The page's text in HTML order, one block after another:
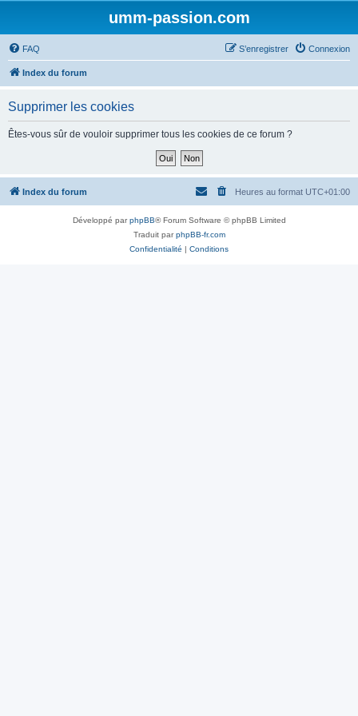
umm-passion.com
FAQ Connexion
S’enregistrer
Index du forum
Supprimer les cookies
Êtes-vous sûr de vouloir supprimer tous les cookies de ce forum ?
Index du forum Heures au format UTC+01:00
Développé parphpBB® Forum Software © phpBB Limited
Traduit parphpBB-fr.com
Confidentialité | Conditions